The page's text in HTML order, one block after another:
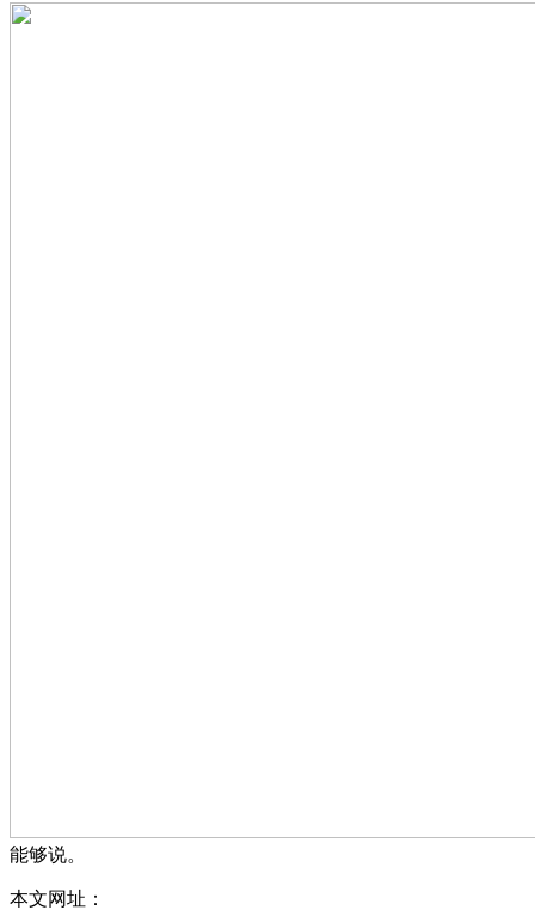
能够说。
本文网址：